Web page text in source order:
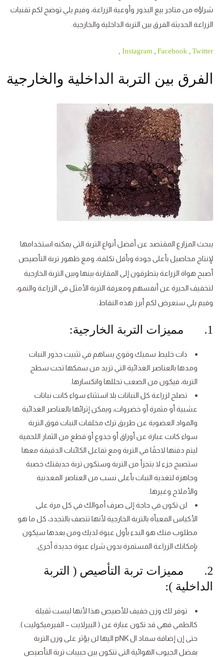
شراؤه من متاجر بيع البذور وأوعية الزراعة، وفيم يلي توضح لكم تقنيات
الزراعة الحديثة الفرق بين التربة الداخلية والخارجية.
Instagram Facebook Twitter
الفرق بين التربة الداخلية والخارجية
يبحث المزارع المقتصد عن أفضل أنواع التربة التي يمكنه استخدامها
لإنتاج محاصيل بأعلى جودة وبأقل تكلفة، ومع ظهور تربة التأصيص
أصبح هواة الزراعة يتطرقون إلى المقارنة بينها وبين التربة الخارجية
لتخفيف الحيرة عن أنفسهم ومعرفة التربة الأمثل في الزراعة والنمو،
وفيم يلي سنعرض لكم أبرز هذه النقاط:
1. مميزات التربة الخارجية:
ذات خليط سميك وقوي يساهم في تثبيت جذور النبات
ومدها بالعناصر الغذائية التي تزيد من سمكها تحت سطح
التربة، فيكون من الصعب تحللها وانكسارها.
تصلح لزراعة كل النباتات بلا استثناء سواء كانت نباتات
عشبية أو مثمرة أو خضروات، ويمكن إثرائها بالعناصر الغذائية
والمواد العضوية عن طريق ترك مخلفات النبات فوق التربة
سواء كانت عبارة عن أوراق أو جذوع أو قطع من الثمار اللحمية
ليتم دفنها لاحقًا في التربة ومع تفاعل الكائنات الدقيقة معها
ستصبح جزء لا يتجزأ من التربة وستكون تربة حديقتك خصبة
وجاهزة لتغذية النبات بأعلى نسب من العناصر المعدنية
والأملاح وغيرها.
لن تكون في حاجة إلى صرف أموالك في كل مرة على
الأكياس المعبأة بالتربة الخارجية لأنها تتصف بالتجدد، كل ما هو
مطلوب منك هو البدء بأول عبوة لديك ومن بعدها سيكون
بإمكانك الزراعة المستمرة بدون شراء عبوة جديدة أخرى.
2. مميزات تربة التأصيص ( التربة
الداخلية ):
توفر لك وزن خفيف للأصيص هذا لأنها ليست ثقيلة
كالطمي فهي قد تكون عبارة عن ( البيرلايت – الفيرميكوليت ).
حتى إن إضافة سماد ال pNK اليها لن يؤثر على وزن التربة
بفضل الجيوب الهوائية التي تتكون بين حبيبات تربة التأصيص